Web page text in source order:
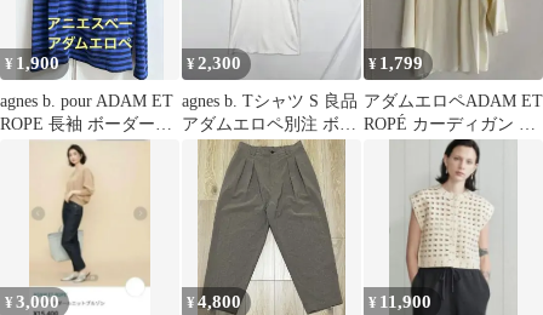
¥ 1,900
agnes b. pour ADAM ET
ROPE 長袖 ボーダーカ
ットソー
¥2,300
agnes b. Tシャツ S 良品
アダムエロペ別注 ボッ
クスロゴ 白 コラボ
¥ 1,799
アダムエロペADAM ET
ROPÉ カーディガン ワ
ッフル 新品タグ付
¥3,000 ¥4,800 ¥ 11,900